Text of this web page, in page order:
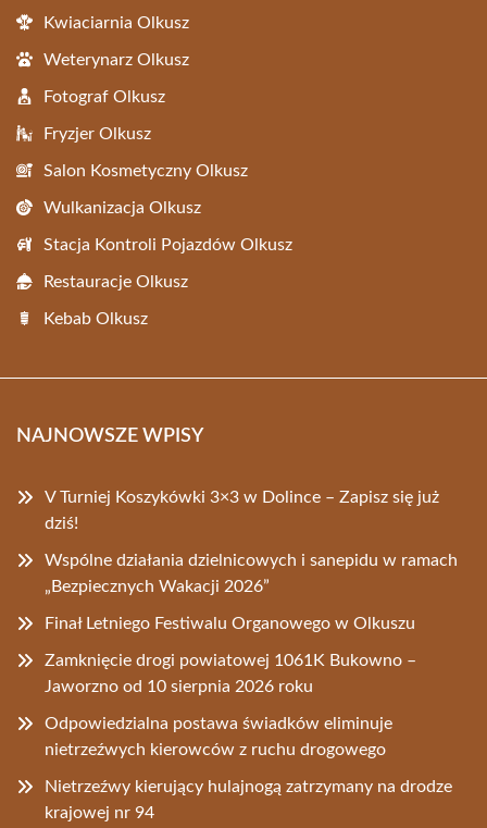
Kwiaciarnia Olkusz
Weterynarz Olkusz
Fotograf Olkusz
Fryzjer Olkusz
Salon Kosmetyczny Olkusz
Wulkanizacja Olkusz
Stacja Kontroli Pojazdów Olkusz
Restauracje Olkusz
Kebab Olkusz
NAJNOWSZE WPISY
V Turniej Koszykówki 3×3 w Dolince – Zapisz się już
dziś!
Wspólne działania dzielnicowych i sanepidu w ramach
„Bezpiecznych Wakacji 2026”
Finał Letniego Festiwalu Organowego w Olkuszu
Zamknięcie drogi powiatowej 1061K Bukowno –
Jaworzno od 10 sierpnia 2026 roku
Odpowiedzialna postawa świadków eliminuje
nietrzeźwych kierowców z ruchu drogowego
Nietrzeźwy kierujący hulajnogą zatrzymany na drodze
krajowej nr 94